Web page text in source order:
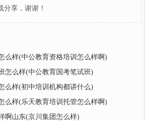
分享，谢谢！
么样(中公教育资格培训怎么样啊)
怎么样(中公教育国考笔试班)
么样(初中培训机构都讲什么)
么样(乐天教育培训托管怎么样啊)
啊山东(京川集团怎么样)